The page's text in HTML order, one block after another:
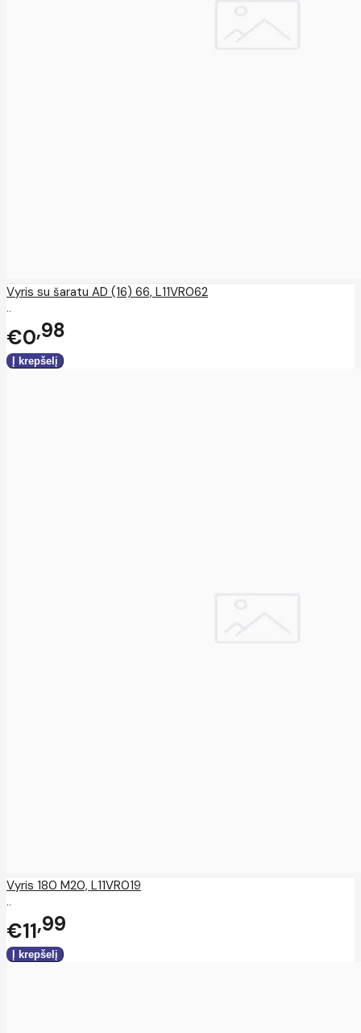
Vyris su šaratu AD (16) 66, L11VR062
..
€0 98
Vyris 180 M20, L11VR019
..
€11 99